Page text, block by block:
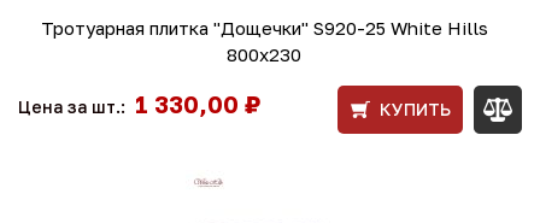
Тротуарная плитка "Дощечки" S920-25 White Hills
800х230
Цена за шт.: 1 330,00 ₽ КУПИТЬ